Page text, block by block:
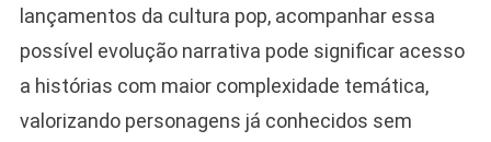
lançamentos da cultura pop, acompanhar essa
possível evolução narrativa pode significar acesso
a histórias com maior complexidade temática,
valorizando personagens já conhecidos sem